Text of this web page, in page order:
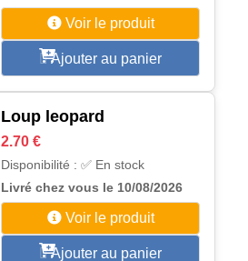
Voir le produit
Ajouter au panier
Loup leopard
2.70 €
Disponibilité : ✅ En stock
Livré chez vous le 10/08/2026
Voir le produit
Ajouter au panier